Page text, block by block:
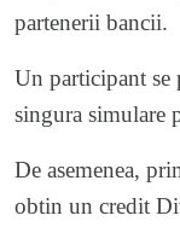
partenerii bancii.
Un participant se
singura simulare
De asemenea,
obtin un credit